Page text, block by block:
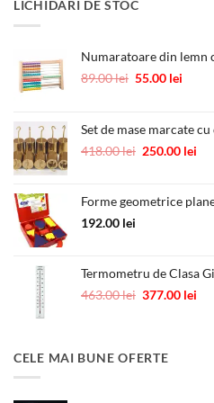
fost:
LICHIDARI DE STOC
Numaratoare din lemn
89.00lei Prețul
fost:
89.00 lei.
55.00 lei
Set de mase marcate
418.00lei Prețul
fost:
250.00 lei
Forme geometrice
192.00 lei
Termometru de Clasa
463.00lei Prețul
463.00 lei.
377.00 lei
CELE MAI BUNE OFERTE